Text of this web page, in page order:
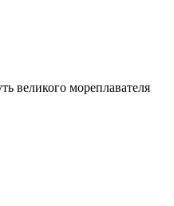
великого мореплавателя